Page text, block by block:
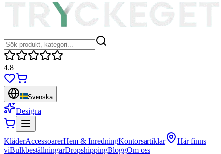
4.8
Svenska
Designa
KläderAccessoarerHem & InredningKontorsartiklar
Här finns
viBulkbeställningarDropshippingBloggOm oss